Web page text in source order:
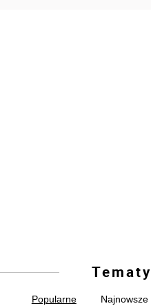
Tematy
Popularne Najnowsze